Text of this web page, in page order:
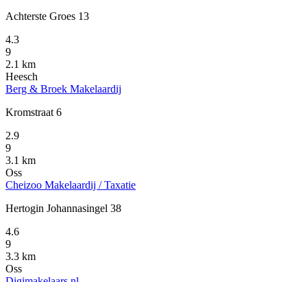
Achterste Groes 13
4.3
9
2.1 km
Heesch
Berg & Broek Makelaardij
Kromstraat 6
2.9
9
3.1 km
Oss
Cheizoo Makelaardij / Taxatie
Hertogin Johannasingel 38
4.6
9
3.3 km
Oss